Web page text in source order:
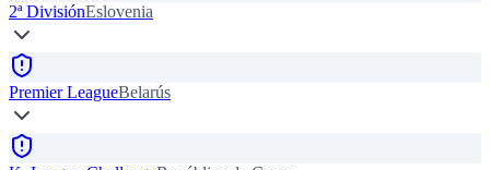
2ª DivisiónEslovenia
Premier LeagueBelarús